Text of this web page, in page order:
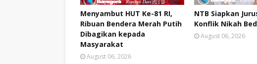
Menyambut HUT Ke-81 RI,
Ribuan Bendera Merah Putih
Dibagikan kepada
Masyarakat
August 06, 2026
NTB Siapkan
Konflik Nikah
August 06, 2026